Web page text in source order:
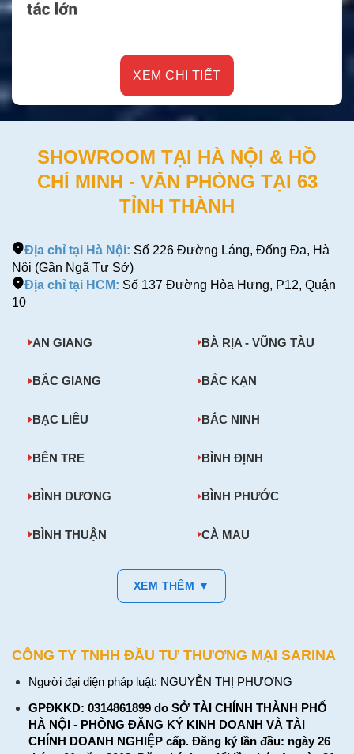
XEM CHI TIẾT
SHOWROOM TẠI HÀ NỘI & HỒ
CHÍ MINH - VĂN PHÒNG TẠI 63
TỈNH THÀNH
Địa chỉ tại Hà Nội: Số 226 Đường Láng, Đống Đa, Hà
Nội (Gần Ngã Tư Sở)
Địa chỉ tại HCM: Số 137 Đường Hòa Hưng, P12, Quận
10
AN GIANG BÀ RỊA - VŨNG TÀU
BẮC GIANG BẮC KẠN
BẠC LIÊU BẮC NINH
BẾN TRE BÌNH ĐỊNH
BÌNH DƯƠNG BÌNH PHƯỚC
BÌNH THUẬN CÀ MAU
XEM THÊM ▼
CÔNG TY TNHH ĐẦU TƯ THƯƠNG MẠI SARINA
Người đại diện pháp luật: NGUYỄN THỊ PHƯƠNG
GPĐKKD: 0314861899 do SỞ TÀI CHÍNH THÀNH PHỐ
HÀ NỘI - PHÒNG ĐĂNG KÝ KINH DOANH VÀ TÀI
CHÍNH DOANH NGHIỆP cấp. Đăng ký lần đầu: ngày 26